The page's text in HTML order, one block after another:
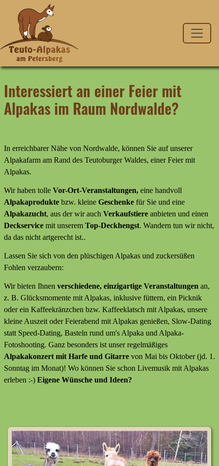
Interessiert an einer Feier mit
Alpakas im Raum Nordwalde?
In erreichbarer Nähe von Nordwalde, können Sie auf unserer
Alpakafarm am Rand des Teutoburger Waldes, einer Feier mit
Alpakas.
Wir haben tolle Vor-Ort-Veranstaltungen, eine handvoll
Alpakaprodukte bzw. kleine Geschenke für Sie und eine
Alpakazucht, aus der wir auch Verkaufstiere anbieten und einen
Deckservice mit unserem Top-Deckhengst. Wandern tun wir nicht,
da das nicht artgerecht ist..
Lassen Sie sich von den plüschigen Alpakas und zuckersüßen
Fohlen verzaubern:
Wir bieten Ihnen verschiedene, einzigartige Veranstaltungen an,
z. B. Glücksmomente mit Alpakas, inklusive füttern, ein Picknik
oder ein Kaffeekränzchen bzw. Kaffeeklatsch mit Alpakas, unsere
kleine Auszeit oder Feierabend mit Alpakas genießen, Slow-Dating
statt Speed-Dating, Basteln rund um's Alpaka und Alpaka-
Fotoshooting. Ganz besonders ist unser regelmäßiges
Alpakakonzert mit Harfe und Gitarre von Mai bis Oktober (jd. 1.
Sonntag im Monat)! Wo können Sie schon Livemusik mit Alpakas
erleben :-) Eigene Wünsche und Ideen?